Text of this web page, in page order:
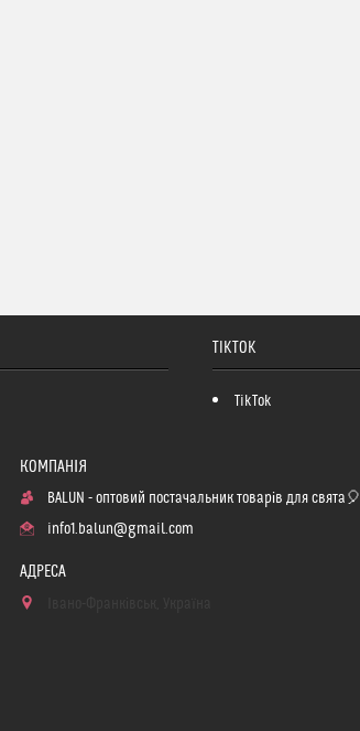
TIKTOK
TikTok
BALUN - оптовий постачальник товарів для свята🎈
info1.balun@gmail.com